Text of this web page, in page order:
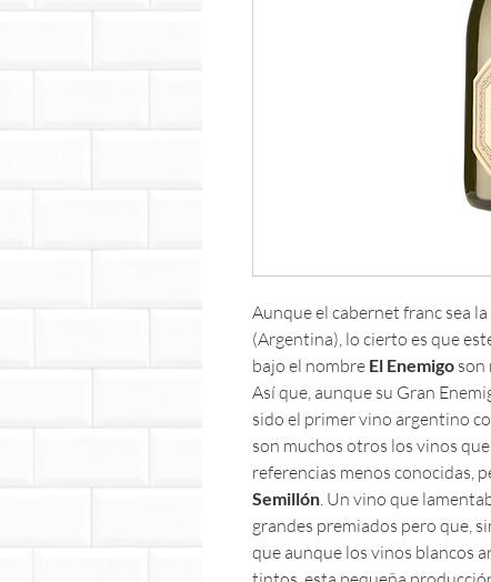
Aunque el cabernet franc sea
(Argentina), lo cierto es que
bajo el nombre El Enemigo son
Así que, aunque su Gran
sido el primer vino argentino
son muchos otros los vinos
referencias menos conocidas,
Semillón. Un vino que
grandes premiados pero que,
que aunque los vinos blancos